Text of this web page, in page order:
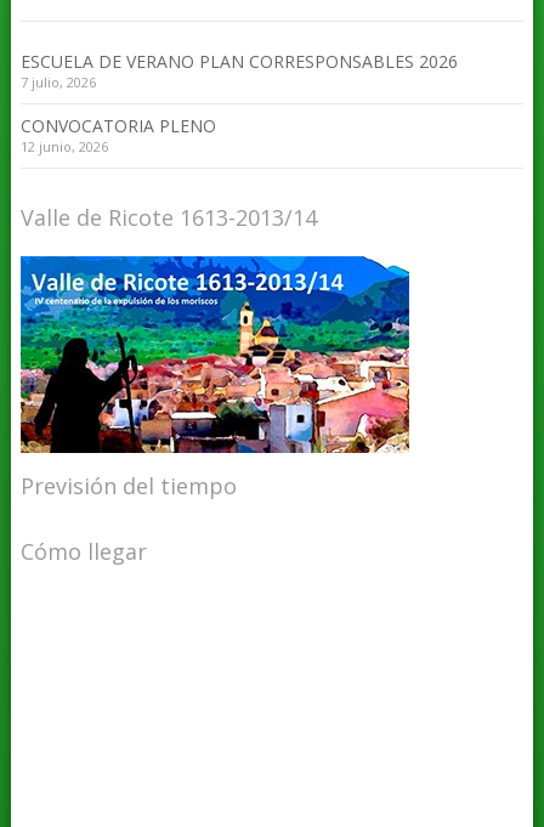
ESCUELA DE VERANO PLAN CORRESPONSABLES 2026
7 julio, 2026
CONVOCATORIA PLENO
12 junio, 2026
Valle de Ricote 1613-2013/14
Previsión del tiempo
Cómo llegar